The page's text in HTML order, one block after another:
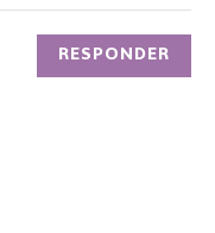
RESPONDER